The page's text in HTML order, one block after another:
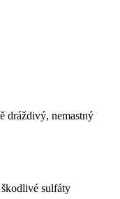
dráždivý, nemastný
sulfáty